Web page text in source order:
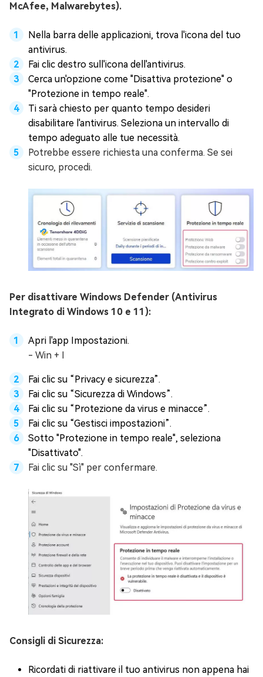
McAfee, Malwarebytes).
Nella barra delle applicazioni, trova l'icona del tuo
antivirus.
Fai clic destro sull'icona dell'antivirus.
Cerca un'opzione come "Disattiva protezione" o
"Protezione in tempo reale".
Ti sarà chiesto per quanto tempo desideri
disabilitare l'antivirus. Seleziona un intervallo di
tempo adeguato alle tue necessità.
Potrebbe essere richiesta una conferma. Se sei
sicuro, procedi.
Per disattivare Windows Defender (Antivirus
Integrato di Windows 10 e 11):
Apri l'app Impostazioni.
- Win + I
Fai clic su “Privacy e sicurezza”.
Fai clic su “Sicurezza di Windows”.
Fai clic su “Protezione da virus e minacce”.
Fai clic su “Gestisci impostazioni”.
Sotto "Protezione in tempo reale", seleziona
"Disattivato".
Fai clic su "Sì" per confermare.
Consigli di Sicurezza:
Ricordati di riattivare il tuo antivirus non appena hai